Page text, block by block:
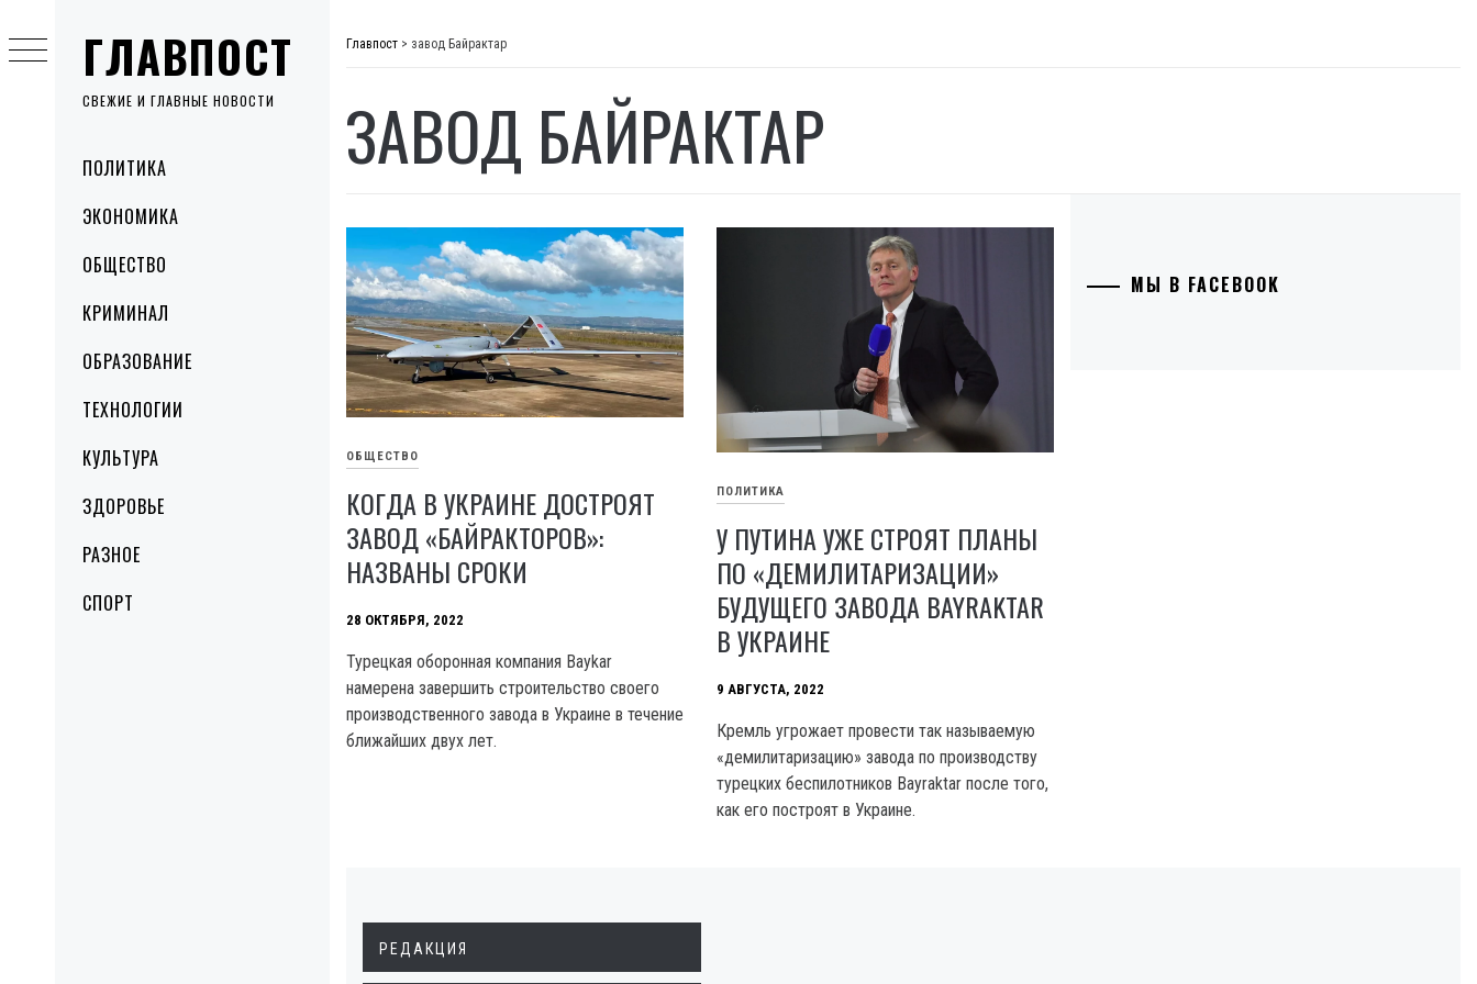
ГЛАВПОСТ
СВЕЖИЕ И ГЛАВНЫЕ НОВОСТИ
MenuПОЛИТИКА
ЭКОНОМИКА
ОБЩЕСТВО
КРИМИНАЛ
ОБРАЗОВАНИЕ
ТЕХНОЛОГИИ
КУЛЬТУРА
ЗДОРОВЬЕ
РАЗНОЕ
СПОРТ
to
content
Главпост > завод Байрактар
ЗАВОД БАЙРАКТАР
ОБЩЕСТВО
КОГДА В УКРАИНЕ ДОСТРОЯТ
ЗАВОД «БАЙРАКТОРОВ»:
НАЗВАНЫ СРОКИ
28 ОКТЯБРЯ, 2022
Турецкая оборонная компания Baykar
намерена завершить строительство своего
производственного завода в Украине в течение
ближайших двух лет.
ПОЛИТИКА
У ПУТИНА УЖЕ СТРОЯТ ПЛАНЫ
ПО «ДЕМИЛИТАРИЗАЦИИ»
БУДУЩЕГО ЗАВОДА BAYRAKTAR
В УКРАИНЕ
9 АВГУСТА, 2022
Кремль угрожает провести так называемую
«демилитаризацию» завода по производству
турецких беспилотников Bayraktar после того,
как его построят в Украине.
МЫ В FACEBOOK
РЕДАКЦИЯ